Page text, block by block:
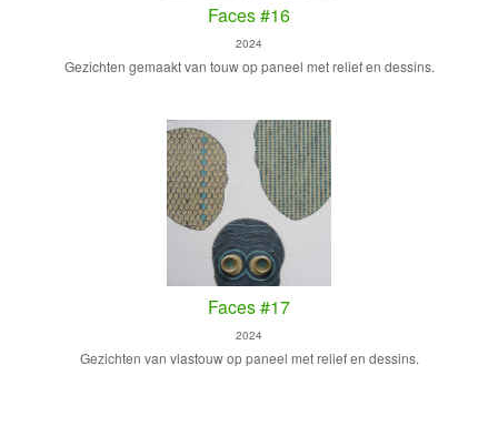
Faces #16
2024
Gezichten gemaakt van touw op paneel met relief en dessins.
Faces #17
2024
Gezichten van vlastouw op paneel met relief en dessins.